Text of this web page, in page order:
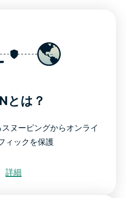
とは？
ヌーピングからオンライ
ィックを保護
詳細